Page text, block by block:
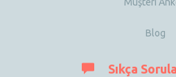
Blog
Sıkça